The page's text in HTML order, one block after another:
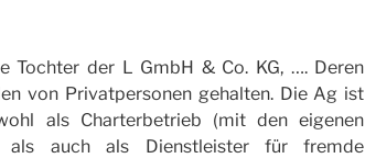
Tochter der L GmbH & Co. KG, …. Deren
von Privatpersonen gehalten. Die Ag ist
als Charterbetrieb (mit den eigenen
auch als Dienstleister für fremde